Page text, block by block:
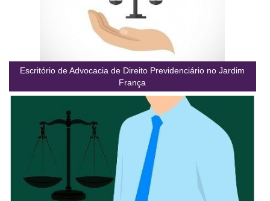
Escritório de Advocacia de Direito Previdenciário no Jardim
França